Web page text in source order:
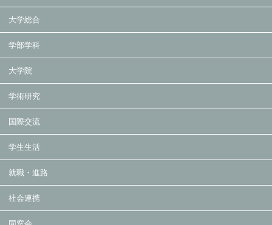
大学総合
学部学科
大学院
学術研究
国際交流
学生生活
就職・進路
社会連携